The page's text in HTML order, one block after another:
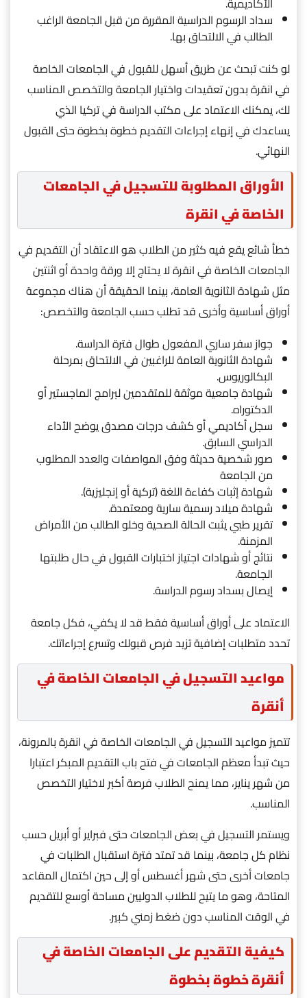
سداد الرسوم الدراسية المقررة من قبل الجامعة الراغب
الطالب في الالتحاق بها.
لو كنت تبحث عن طريق أسهل للقبول في الجامعات الخاصة
في انقرة بدون تعقيدات واختيار الجامعة والتخصص المناسب
لك، يمكنك الاعتماد على مكتب الدراسة في تركيا الذي
يساعدك في إنهاء إجراءات التقديم خطوة بخطوة حتى القبول
النهائي.
الأوراق المطلوبة للتسجيل في الجامعات
الخاصة في انقرة
خطأ شائع يقع فيه كثير من الطلاب هو الاعتقاد أن التقديم في
الجامعات الخاصة في انقرة لا يحتاج إلا ورقة واحدة أو اثنتين
مثل شهادة الثانوية العامة، بينما الحقيقة أن هناك مجموعة
أوراق أساسية وأخرى قد تطلب حسب الجامعة والتخصص:
جواز سفر ساري المفعول طوال فترة الدراسة.
شهادة الثانوية العامة للراغبين في الالتحاق بمرحلة
البكالوريوس.
شهادة جامعية موثقة للمتقدمين لبرامج الماجستير أو
الدكتوراه.
سجل أكاديمي أو كشف درجات مصدق يوضح الأداء
الدراسي السابق.
صور شخصية حديثة وفق المواصفات والعدد المطلوب
من الجامعة
شهادة إثبات كفاءة اللغة (تركية أو إنجليزية).
شهادة ميلاد رسمية سارية ومعتمدة.
تقرير طبي يثبت الحالة الصحية وخلو الطالب من الأمراض
المزمنة.
نتائج أو شهادات اجتياز اختبارات القبول في حال طلبتها
الجامعة.
إيصال بسداد رسوم الدراسة.
الاعتماد على أوراق أساسية فقط قد لا يكفي، فكل جامعة
تحدد متطلبات إضافية تزيد فرص قبولك وتسرع إجراءاتك.
مواعيد التسجيل في الجامعات الخاصة في
أنقرة
تتميز مواعيد التسجيل في الجامعات الخاصة في انقرة بالمرونة،
حيث تبدأ معظم الجامعات في فتح باب التقديم المبكر اعتبارا
من شهر يناير، مما يمنح الطلاب فرصة أكبر لاختيار التخصص
المناسب.
ويستمر التسجيل في بعض الجامعات حتى فبراير أو أبريل حسب
نظام كل جامعة، بينما قد تمتد فترة استقبال الطلبات في
جامعات أخرى حتى شهر أغسطس أو إلى حين اكتمال المقاعد
المتاحة، وهو ما يتيح للطلاب الدوليين مساحة أوسع للتقديم
في الوقت المناسب دون ضغط زمني كبير.
كيفية التقديم على الجامعات الخاصة في
أنقرة خطوة بخطوة